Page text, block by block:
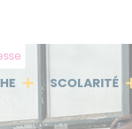
SCOLARITÉ